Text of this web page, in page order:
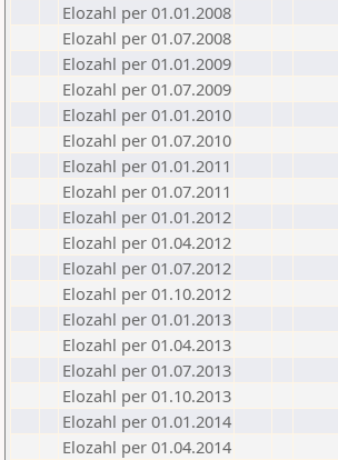
Elozahl per 01.01.2008
Elozahl per 01.07.2008
Elozahl per 01.01.2009
Elozahl per 01.07.2009
Elozahl per 01.01.2010
Elozahl per 01.07.2010
Elozahl per 01.01.2011
Elozahl per 01.07.2011
Elozahl per 01.01.2012
Elozahl per 01.04.2012
Elozahl per 01.07.2012
Elozahl per 01.10.2012
Elozahl per 01.01.2013
Elozahl per 01.04.2013
Elozahl per 01.07.2013
Elozahl per 01.10.2013
Elozahl per 01.01.2014
Elozahl per 01.04.2014